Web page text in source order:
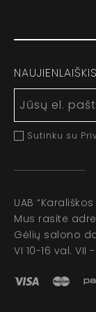
NAUJIENLAIŠKIS
Sutinku su
UAB
Mus rasite
Gėlių salono
VI 10-16 val. VII